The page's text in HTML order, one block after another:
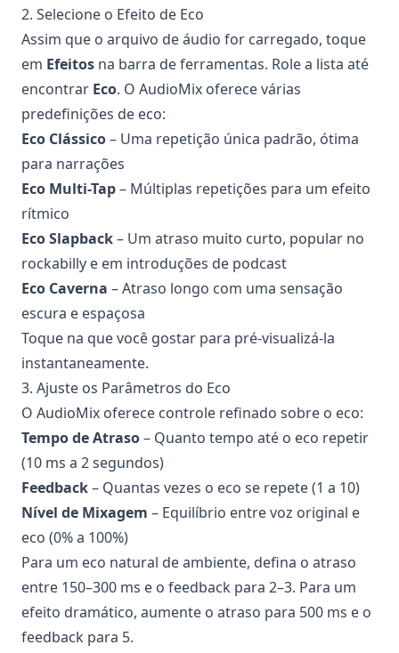
2. Selecione o Efeito de Eco
Assim que o arquivo de áudio for carregado, toque
em Efeitos na barra de ferramentas. Role a lista até
encontrar Eco. O AudioMix oferece várias
predefinições de eco:
Eco Clássico– Uma repetição única padrão, ótima
para narrações
Eco Multi-Tap– Múltiplas repetições para um efeito
rítmico
Eco Slapback– Um atraso muito curto, popular no
rockabilly e em introduções de podcast
Eco Caverna – Atraso longo com uma sensação
escura e espaçosa
Toque na que você gostar para pré-visualizá-la
instantaneamente.
3. Ajuste os Parâmetros do Eco
O AudioMix oferece controle refinado sobre o eco:
Tempo de Atraso– Quanto tempo até o eco repetir
(10 ms a 2 segundos)
Feedback– Quantas vezes o eco se repete (1 a 10)
Nível de Mixagem – Equilíbrio entre voz original e
eco (0% a 100%)
Para um eco natural de ambiente, defina o atraso
entre 150–300 ms e o feedback para 2–3. Para um
efeito dramático, aumente o atraso para 500 ms e o
feedback para 5.